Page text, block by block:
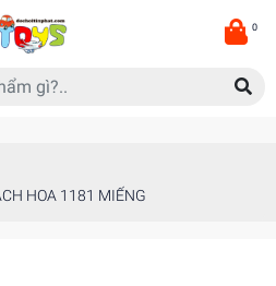
0
HOA 1181 MIẾNG